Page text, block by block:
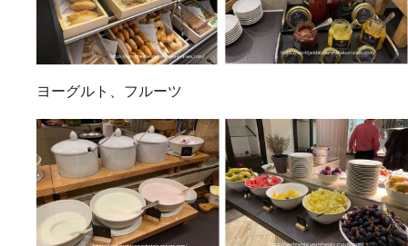
ヨーグルト、フルーツ